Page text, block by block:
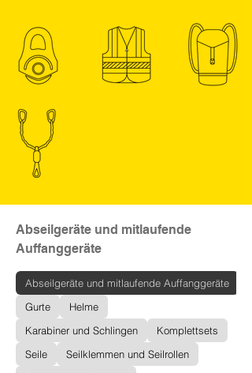
Abseilgeräte und mitlaufende
Auffanggeräte
Abseilgeräte und mitlaufende Auffanggeräte
Gurte
Helme
Karabiner und Schlingen
Komplettsets
Seile
Seilklemmen und Seilrollen